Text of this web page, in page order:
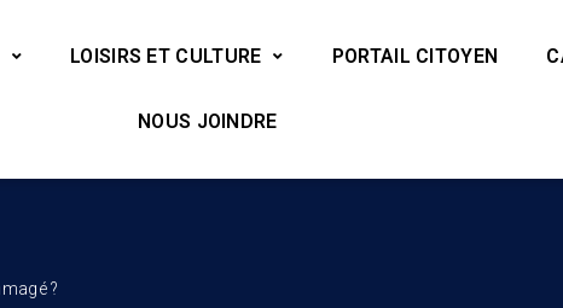
LOISIRS ET CULTURE PORTAIL CITOYEN
NOUS JOINDRE
?